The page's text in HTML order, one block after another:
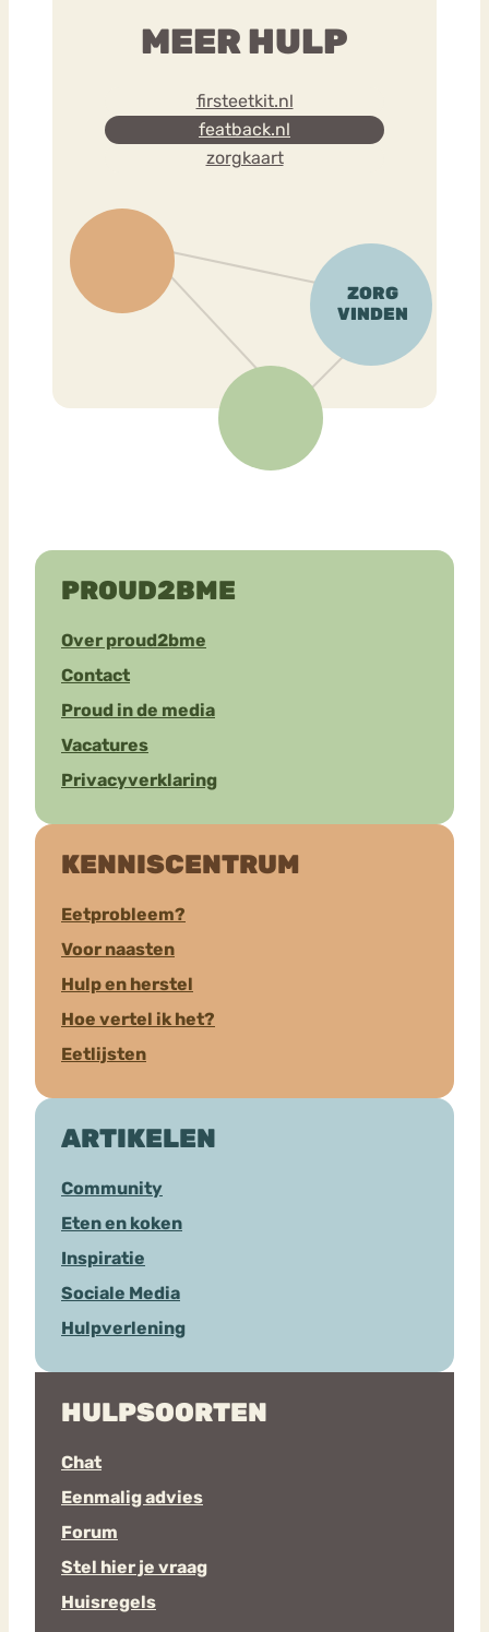
MEER HULP
firsteetkit.nl
featback.nl
zorgkaart
PROUD2BME
Over proud2bme
Contact
Proud in de media
Vacatures
Privacyverklaring
KENNISCENTRUM
Eetprobleem?
Voor naasten
Hulp en herstel
Hoe vertel ik het?
Eetlijsten
ARTIKELEN
Community
Eten en koken
Inspiratie
Sociale Media
Hulpverlening
HULPSOORTEN
Chat
Eenmalig advies
Forum
Stel hier je vraag
Huisregels